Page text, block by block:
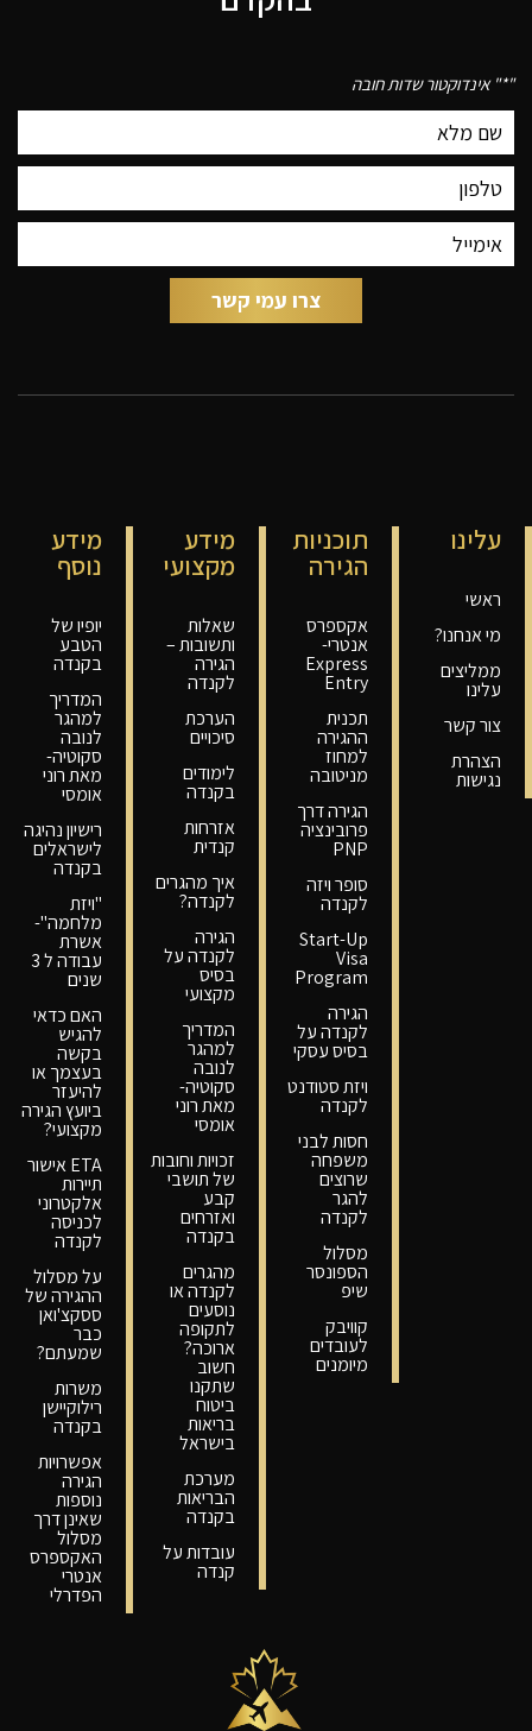
"
*" אינדוקטור שדות חובה
עלינו
ראשי
מי אנחנו?
ממליצים
עלינו
צור קשר
הצהרת
נגישות
תוכניות
הגירה
אקספרס
אנטרי-
Express
Entry
תכנית
ההגירה
למחוז
מניטובה
הגירה דרך
פרובינציה
PNP
סופר ויזה
לקנדה
Start-Up
Visa
Program
הגירה
לקנדה על
בסיס עסקי
ויזת סטודנט
לקנדה
חסות לבני
משפחה
שרוצים
להגר
לקנדה
מסלול
הספונסר
שיפ
קוויבק
לעובדים
מיומנים
מידע
מקצועי
שאלות
ותשובות –
הגירה
לקנדה
הערכת
סיכויים
לימודים
בקנדה
אזרחות
קנדית
איך מהגרים
לקנדה?
הגירה
לקנדה על
בסיס
מקצועי
המדריך
למהגר
לנובה
סקוטיה-
מאת רוני
אומסי
זכויות וחובות
של תושבי
קבע
ואזרחים
בקנדה
מהגרים
לקנדה או
נוסעים
לתקופה
ארוכה?
חשוב
שתקנו
ביטוח
בריאות
בישראל
מערכת
הבריאות
בקנדה
עובדות על
קנדה
מידע
נוסף
יופיו של
הטבע
בקנדה
המדריך
למהגר
לנובה
סקוטיה-
מאת רוני
אומסי
רישיון נהיגה
לישראלים
בקנדה
"ויזת
מלחמה"-
אשרת
עבודה ל 3
שנים
האם כדאי
להגיש
בקשה
בעצמך או
להיעזר
ביועץ הגירה
מקצועי?
ETA אישור
תיירות
אלקטרוני
לכניסה
לקנדה
על מסלול
ההגירה של
ססקצ'ואן
כבר
שמעתם?
משרות
רילוקיישן
בקנדה
אפשרויות
הגירה
נוספות
שאינן דרך
מסלול
האקספרס
אנטרי
הפדרלי